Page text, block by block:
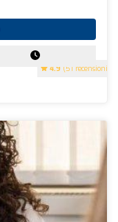
4.9 (51 recensioni)